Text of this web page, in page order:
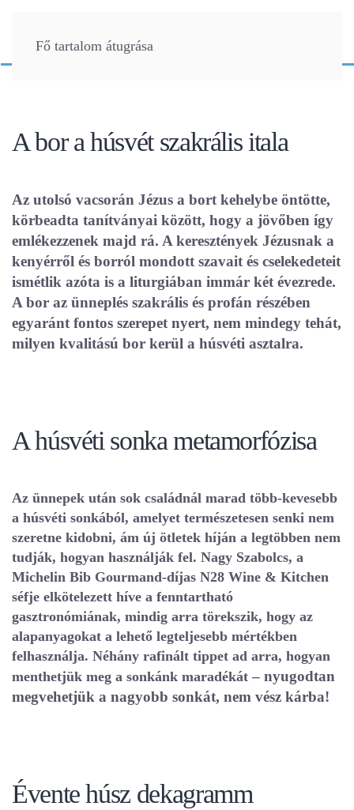
Fő tartalom átugrása
A bor a húsvét szakrális itala
Az utolsó vacsorán Jézus a bort kehelybe öntötte,
körbeadta tanítványai között, hogy a jövőben így
emlékezzenek majd rá. A keresztények Jézusnak a
kenyérről és borról mondott szavait és cselekedeteit
ismétlik azóta is a liturgiában immár két évezrede.
A bor az ünneplés szakrális és profán részében
egyaránt fontos szerepet nyert, nem mindegy tehát,
milyen kvalitású bor kerül a húsvéti asztalra.
A húsvéti sonka metamorfózisa
Az ünnepek után sok családnál marad több-kevesebb
a húsvéti sonkából, amelyet természetesen senki nem
szeretne kidobni, ám új ötletek híján a legtöbben nem
tudják, hogyan használják fel. Nagy Szabolcs, a
Michelin Bib Gourmand-díjas N28 Wine & Kitchen
séfje elkötelezett híve a fenntartható
gasztronómiának, mindig arra törekszik, hogy az
alapanyagokat a lehető legteljesebb mértékben
felhasználja. Néhány rafinált tippet ad arra, hogyan
menthetjük meg a sonkánk maradékát – nyugodtan
megvehetjük a nagyobb sonkát, nem vész kárba!
Évente húsz dekagramm